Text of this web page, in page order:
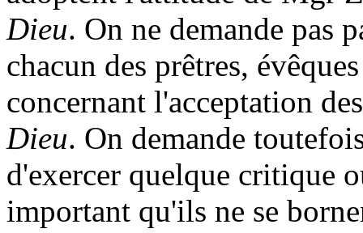
Dieu. On ne demande pas
chacun des prêtres,
concernant l'acceptation
Dieu. On demande
d'exercer quelque critique
important qu'ils ne se